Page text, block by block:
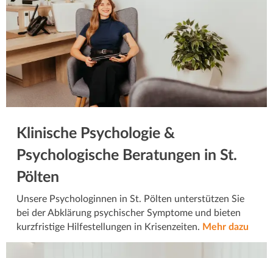
Klinische Psychologie &
Psychologische Beratungen in St.
Pölten
Unsere Psychologinnen in St. Pölten unterstützen Sie
bei der Abklärung psychischer Symptome und bieten
kurzfristige Hilfestellungen in Krisenzeiten. Mehr dazu